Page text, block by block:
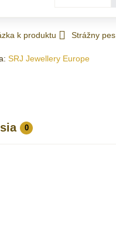
k produktu Strážny pes
SRJ Jewellery Europe
0